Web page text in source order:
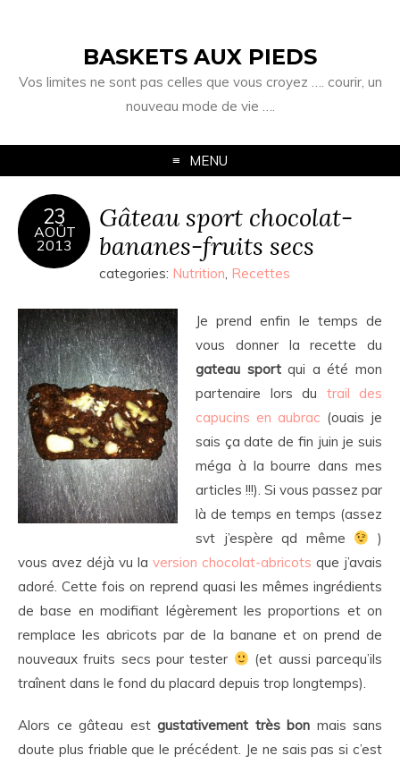
BASKETS AUX PIEDS
Vos limites ne sont pas celles que vous croyez …. courir, un
nouveau mode de vie ….
MENU
23
AOÛT
2013
Gâteau sport chocolat-
bananes-fruits secs
categories: Nutrition, Recettes
Je prend enfin le temps de
vous donner la recette du
gateau sportqui a été mon
partenaire lors du trail des
capucins en aubrac (ouais je
sais ça date de fin juin je suis
méga à la bourre dans mes
articles !!!). Si vous passez par
là de temps en temps (assez
svt j’espère qd même
)
vous avez déjà vu la version chocolat-abricots que j’avais
adoré. Cette fois on reprend quasi les mêmes ingrédients
de base en modifiant légèrement les proportions et on
remplace les abricots par de la banane et on prend de
nouveaux fruits secs pour tester
(et aussi parcequ’ils
traînent dans le fond du placard depuis trop longtemps).
Alors ce gâteau est gustativement très bon mais sans
doute plus friable que le précédent. Je ne sais pas si c’est